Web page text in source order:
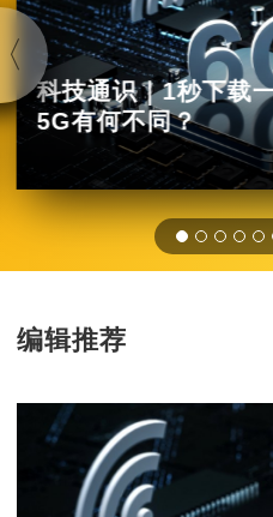
科技通识｜1秒下载
5G有何不同？
编辑推荐